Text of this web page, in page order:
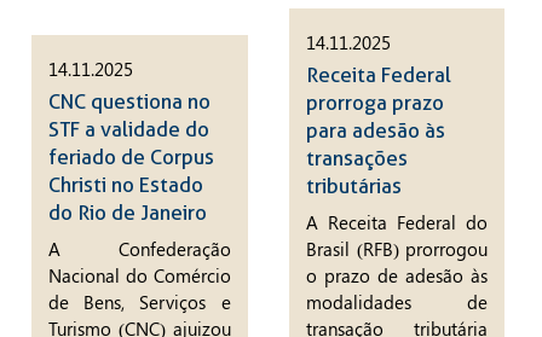
14.11.2025
CNC questiona no
STF a validade do
feriado de Corpus
Christi no Estado
do Rio de Janeiro
A Confederação
Nacional do Comércio
de Bens, Serviços e
Turismo (CNC) ajuizou
14.11.2025
Receita Federal
prorroga prazo
para adesão às
transações
tributárias
A Receita Federal do
Brasil (RFB) prorrogou
o prazo de adesão às
modalidades de
transação tributária